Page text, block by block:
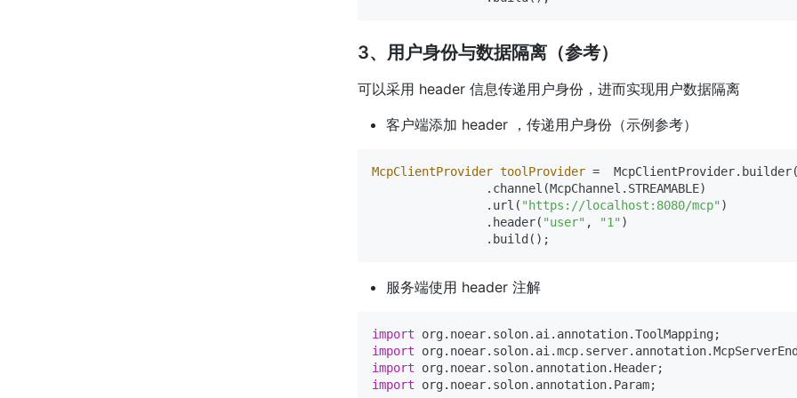
3、用户身份与数据隔离（参考）
可以采用 header 信息传递用户身份，进而实现用户数据隔离
客户端添加 header ，传递用户身份（示例参考）
McpClientProvider toolProvider =
                .channel(McpChannel.STREAMABLE)
                .url(
"https://localhost:8080/mcp" )
                .header(
"user" , "1" )
服务端使用 header 注解
import
import
import
import org.noear.solon.annotation.Param;